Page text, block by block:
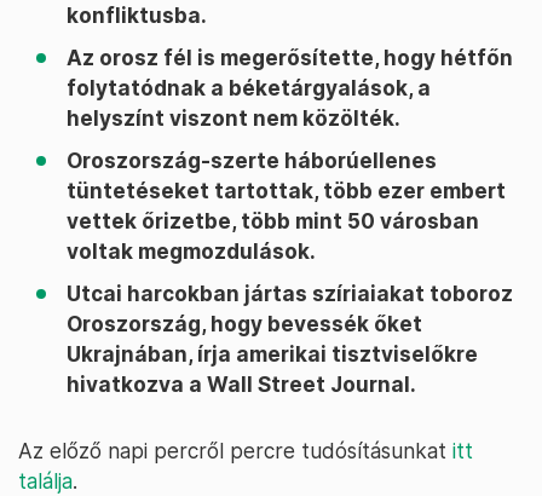
konfliktusba.
Az orosz fél is megerősítette, hogy hétfőn
folytatódnak a béketárgyalások, a
helyszínt viszont nem közölték.
Oroszország-szerte háborúellenes
tüntetéseket tartottak, több ezer embert
vettek őrizetbe, több mint 50 városban
voltak megmozdulások.
Utcai harcokban jártas szíriaiakat toboroz
Oroszország, hogy bevessék őket
Ukrajnában, írja amerikai tisztviselőkre
hivatkozva a Wall Street Journal.
Az előző napi percről percre tudósításunkat itt
találja.